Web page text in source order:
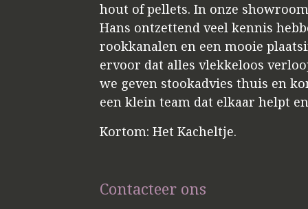
hout of pellets. In onze
Hans ontzettend veel kennis
rookkanalen en een mooie
ervoor dat alles vlekkeloos
we geven stookadvies thuis en
een klein team dat elkaar helpt
Kortom: Het Kacheltje.
Contacteer ons